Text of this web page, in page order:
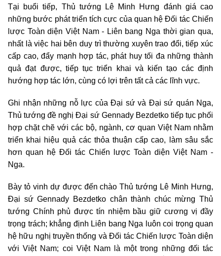
Tại buổi tiếp, Thủ tướng Lê Minh Hưng đánh giá cao
những bước phát triển tích cực của quan hệ Đối tác Chiến
lược Toàn diện Việt Nam - Liên bang Nga thời gian qua,
nhất là việc hai bên duy trì thường xuyên trao đổi, tiếp xúc
cấp cao, đẩy mạnh hợp tác, phát huy tối đa những thành
quả đạt được, tiếp tục triển khai và kiến tạo các định
hướng hợp tác lớn, cùng có lợi trên tất cả các lĩnh vực.
Ghi nhận những nỗ lực của Đại sứ và Đại sứ quán Nga,
Thủ tướng đề nghị Đại sứ Gennady Bezdetko tiếp tục phối
hợp chặt chẽ với các bộ, ngành, cơ quan Việt Nam nhằm
triển khai hiệu quả các thỏa thuận cấp cao, làm sâu sắc
hơn quan hệ Đối tác Chiến lược Toàn diện Việt Nam -
Nga.
Bày tỏ vinh dự được đến chào Thủ tướng Lê Minh Hưng,
Đại sứ Gennady Bezdetko chân thành chúc mừng Thủ
tướng Chính phủ được tín nhiệm bầu giữ cương vị đầy
trọng trách; khẳng định Liên bang Nga luôn coi trọng quan
hệ hữu nghị truyền thống và Đối tác Chiến lược Toàn diện
với Việt Nam; coi Việt Nam là một trong những đối tác